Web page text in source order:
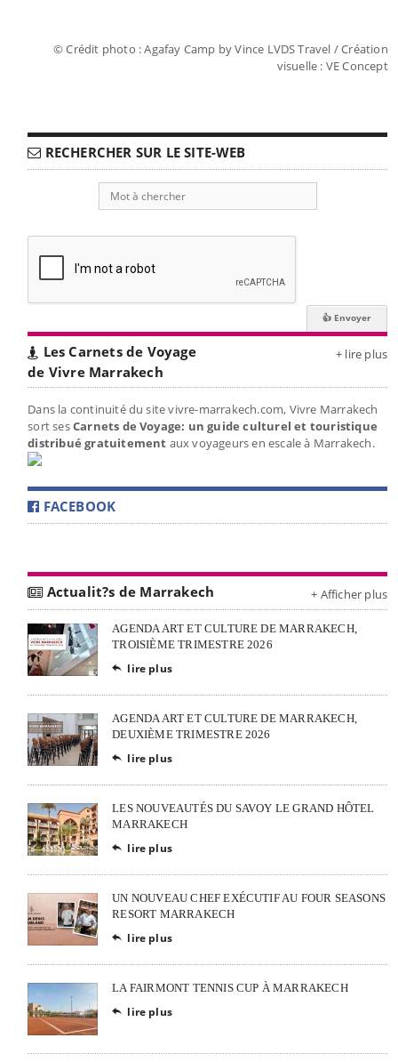
© Crédit photo : Agafay Camp by Vince LVDS Travel / Création
visuelle : VE Concept
RECHERCHER SUR LE SITE-WEB
Les Carnets de Voyage
de Vivre Marrakech
+ lire plus
Dans la continuité du site vivre-marrakech.com, Vivre Marrakech
sort sesCarnets de Voyage: un guide culturel et touristique
distribué gratuitement aux voyageurs en escale à Marrakech.
FACEBOOK
Actualit?s de Marrakech + Afficher plus
AGENDA ART ET CULTURE DE MARRAKECH,
TROISIÈME TRIMESTRE 2026
 lire plus
AGENDA ART ET CULTURE DE MARRAKECH,
DEUXIÈME TRIMESTRE 2026
 lire plus
LES NOUVEAUTÉS DU SAVOY LE GRAND HÔTEL
MARRAKECH
 lire plus
UN NOUVEAU CHEF EXÉCUTIF AU FOUR SEASONS
RESORT MARRAKECH
 lire plus
LA FAIRMONT TENNIS CUP À MARRAKECH
 lire plus